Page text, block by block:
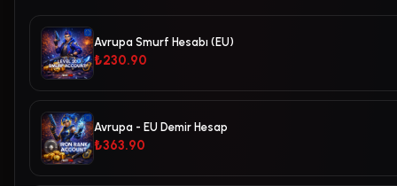
Avrupa Smurf Hesabı (EU)
₺230.90
Avrupa - EU Demir Hesap
₺363.90